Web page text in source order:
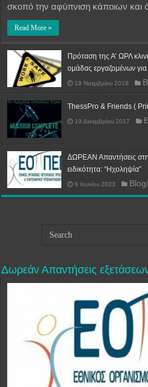
σκοπό την αφύπνιση κάποιων και
Read More »
Πρόταση της Α’ ΩΡΛ
ομάδας εργαζομένων
18 Νοεμβρίου 2018
ThessPro & Friends (
19 Δεκεμβρίου 2017
ΔΩΡΕΑΝ Απαντήσεις
ειδικότητα: “Ηχοληψία”
6 Ιουνίου 2023
Δωρεάν Απαντήσεις